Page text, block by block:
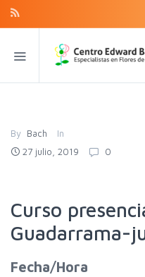
By Bach
In
27 julio, 2019
0
Curso
Guadarrama-
Fecha/Hora